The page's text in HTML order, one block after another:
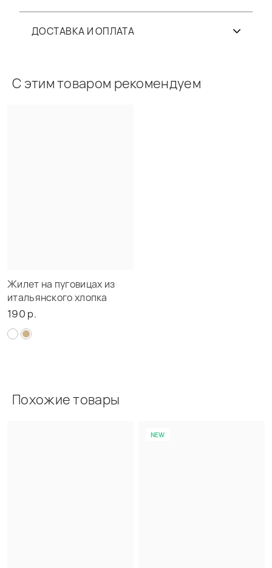
ДОСТАВКА И ОПЛАТА
С этим товаром рекомендуем
Жилет на пуговицах из
итальянского хлопка
190 р.
Похожие товары
NEW